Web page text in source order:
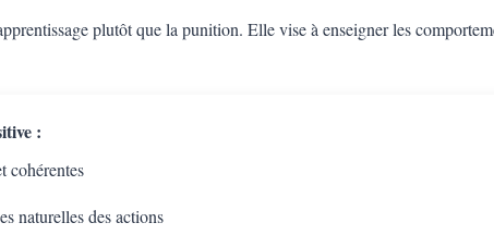
plutôt que la punition. Elle vise à enseigner les
:
cohérentes
naturelles des actions